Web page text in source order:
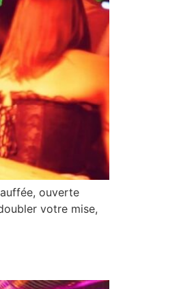
ouverte
votre mise,